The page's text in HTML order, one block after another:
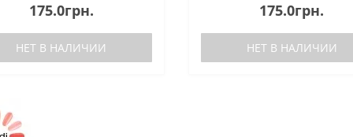
175.0грн.
НЕТ В НАЛИЧИИ
175.0грн.
НЕТ В НАЛИЧИИ